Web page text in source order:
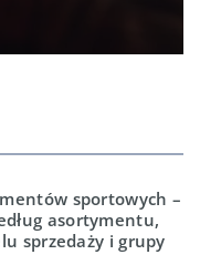
sportowych –
asortymentu,
sprzedaży i grupy